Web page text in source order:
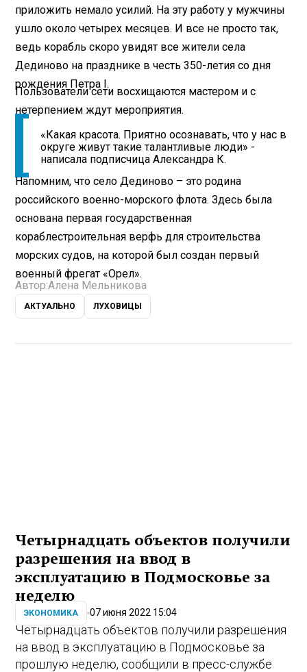
приложить немало усилий. На эту работу у мужчины
ушло около четырех месяцев. И все не просто так,
ведь корабль скоро увидят все жители села
Дединово на празднике в честь 350-летия со дня
рождения Петра I.
Пользователи сети восхищаются мастером и с
нетерпением ждут мероприятия.
«Какая красота. Приятно осознавать, что у нас в
округе живут такие талантливые люди» -
написала подписчица Александра К.
Напомним, что село Дединово – это родина
российского военно-морского флота. Здесь была
основана первая государственная
кораблестроительная верфь для строительства
морских судов, на которой был создан первый
военный фрегат «Орел».
Автор:Алена Мельникова
АКТУАЛЬНО ЛУХОВИЦЫ
Четырнадцать объектов получили
разрешения на ввод в
эксплуатацию в Подмосковье за
неделю
ЭКОНОМИКА 07 июня 2022 15:04
Четырнадцать объектов получили разрешения
на ввод в эксплуатацию в Подмосковье за
прошлую неделю, сообщили в пресс-службе